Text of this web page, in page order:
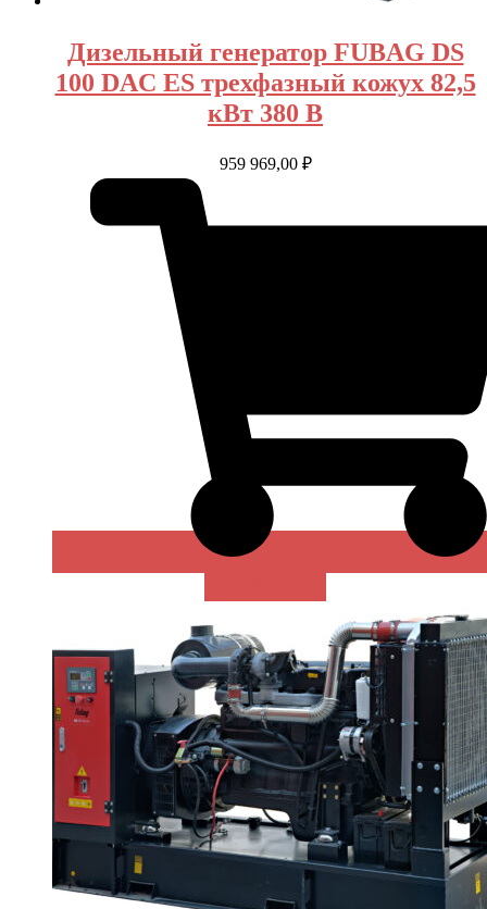
Дизельный генератор FUBAG DS
100 DAC ES трехфазный кожух 82,5
кВт 380 В
959 969,00 ₽